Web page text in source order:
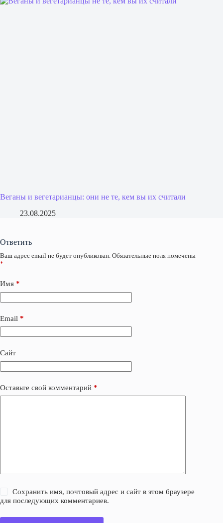
Веганы и вегетарианцы: они не те, кем вы их считали
23.08.2025
Ответить
Ваш адрес email не будет опубликован. Обязательные поля помечены
*
Имя *
Email *
Сайт
Оставьте свой комментарий *
Сохранить имя, почтовый адрес и сайт в этом браузере
для последующих комментариев.